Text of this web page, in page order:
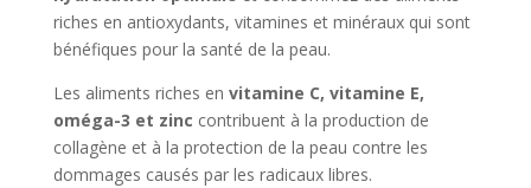
riches en antioxydants, vitamines et minéraux qui sont
bénéfiques pour la santé de la peau.
Les aliments riches en vitamine C, vitamine E,
oméga-3 et zinc contribuent à la production de
collagène et à la protection de la peau contre les
dommages causés par les radicaux libres.